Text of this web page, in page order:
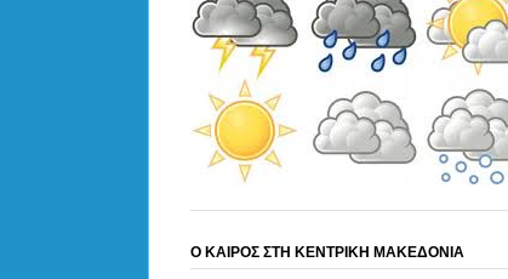
Ο ΚΑΙΡΟΣ ΣΤΗ ΚΕΝΤΡΙΚΗ ΜΑΚΕΔΟΝΙΑ